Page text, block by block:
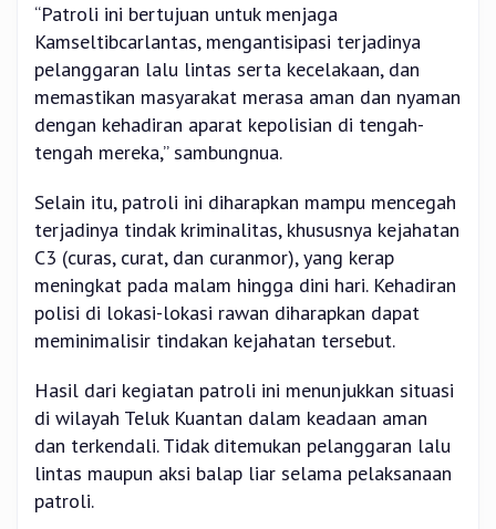
“Patroli ini bertujuan untuk menjaga
Kamseltibcarlantas, mengantisipasi terjadinya
pelanggaran lalu lintas serta kecelakaan, dan
memastikan masyarakat merasa aman dan nyaman
dengan kehadiran aparat kepolisian di tengah-
tengah mereka,” sambungnua.
Selain itu, patroli ini diharapkan mampu mencegah
terjadinya tindak kriminalitas, khususnya kejahatan
C3 (curas, curat, dan curanmor), yang kerap
meningkat pada malam hingga dini hari. Kehadiran
polisi di lokasi-lokasi rawan diharapkan dapat
meminimalisir tindakan kejahatan tersebut.
Hasil dari kegiatan patroli ini menunjukkan situasi
di wilayah Teluk Kuantan dalam keadaan aman
dan terkendali. Tidak ditemukan pelanggaran lalu
lintas maupun aksi balap liar selama pelaksanaan
patroli.